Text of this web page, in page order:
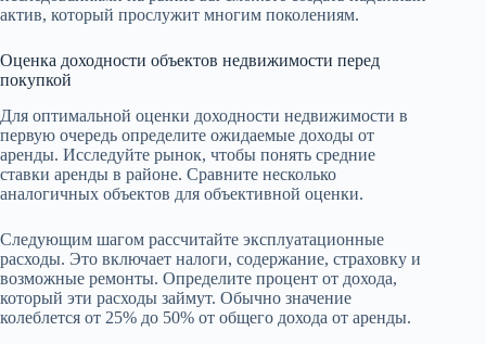
актив, который прослужит многим поколениям.
Оценка доходности объектов недвижимости перед
покупкой
Для оптимальной оценки доходности недвижимости в
первую очередь определите ожидаемые доходы от
аренды. Исследуйте рынок, чтобы понять средние
ставки аренды в районе. Сравните несколько
аналогичных объектов для объективной оценки.
Следующим шагом рассчитайте эксплуатационные
расходы. Это включает налоги, содержание, страховку и
возможные ремонты. Определите процент от дохода,
который эти расходы займут. Обычно значение
колеблется от 25% до 50% от общего дохода от аренды.